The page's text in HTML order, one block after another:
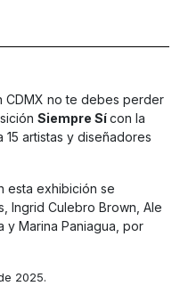
CDMX no te debes perder
Siempre Sícon la
15 artistas y diseñadores
esta exhibición se
Ingrid Culebro Brown, Ale
y Marina Paniagua, por
2025.